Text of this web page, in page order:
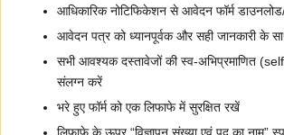
आधिकारिक नोटिफिकेशन से आवेदन फॉर्म
आवेदन पत्र को ध्यानपूर्वक और सही जानकारी के
सभी आवश्यक दस्तावेजों की स्व-अभिप्रमाणित
संलग्न करें
भरे हुए फॉर्म को एक लिफाफे में सुरक्षित रखें